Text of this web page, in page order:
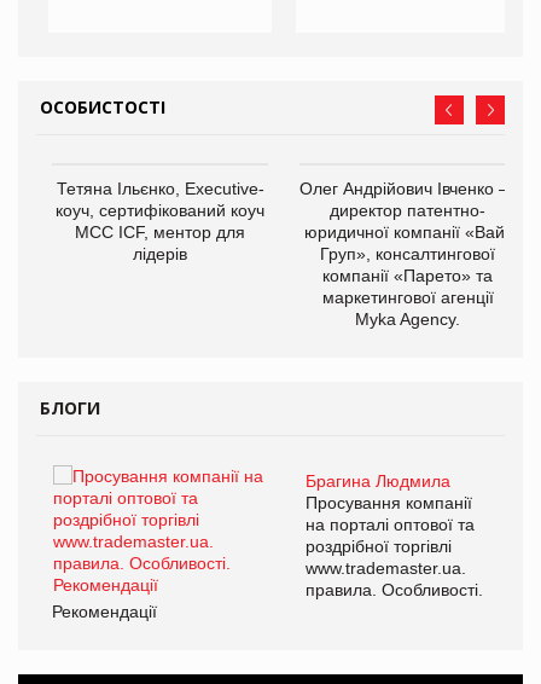
ОСОБИСТОСТІ
Тетяна Ільєнко, Executive-
коуч, сертифікований коуч
МСС ICF, ментор для
лідерів
Олег Андрійович Івченко —
директор патентно-
юридичної компанії «Вайз
Груп», консалтингової
компанії «Парето» та
маркетингової агенції
Myka Agency.
БЛОГИ
Брагина Людмила
Просування компанії
на порталі оптової та
роздрібної торгівлі
www.trademaster.ua.
правила. Особливості.
Рекомендації